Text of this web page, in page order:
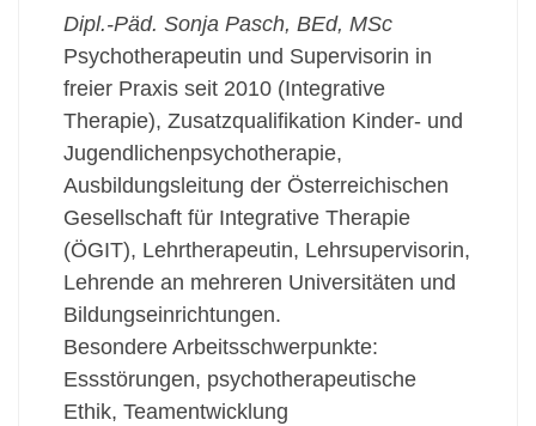
Dipl.-Päd. Sonja Pasch, BEd, MSc
Psychotherapeutin und Supervisorin in
freier Praxis seit 2010 (Integrative
Therapie), Zusatzqualifikation Kinder- und
Jugendlichenpsychotherapie,
Ausbildungsleitung der Österreichischen
Gesellschaft für Integrative Therapie
(ÖGIT), Lehrtherapeutin, Lehrsupervisorin,
Lehrende an mehreren Universitäten und
Bildungseinrichtungen.
Besondere Arbeitsschwerpunkte:
Essstörungen, psychotherapeutische
Ethik, Teamentwicklung